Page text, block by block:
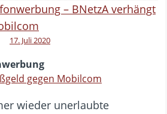
17. Juli 2020
gegen Mobilcom
wieder unerlaubte